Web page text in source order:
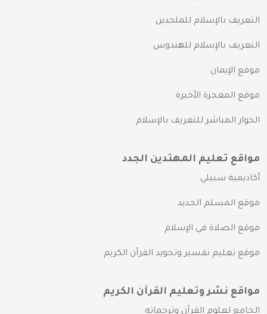
التعريف بالإسلام للملحدين
التعريف بالإسلام للهندوس
موقع الإيمان
موقع المعجزة الأخيرة
الحوار المباشر للتعريف بالإسلام
مواقع تعليم المهتدين الجدد
أكاديمية سبيلي
موقع المسلم الجديد
موقع الصلاة في الإسلام
موقع تعليم تفسير وتجويد القرآن الكريم
مواقع نشر وتعليم القرآن الكريم
الجامع لعلوم القرآن وترجماته